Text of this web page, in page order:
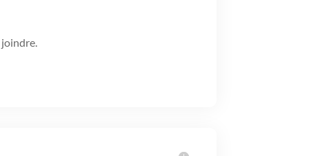
joindre.